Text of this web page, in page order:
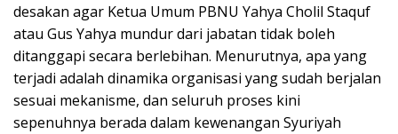
desakan agar Ketua Umum PBNU Yahya Cholil Staquf
atau Gus Yahya mundur dari jabatan tidak boleh
ditanggapi secara berlebihan. Menurutnya, apa yang
terjadi adalah dinamika organisasi yang sudah berjalan
sesuai mekanisme, dan seluruh proses kini
sepenuhnya berada dalam kewenangan Syuriyah